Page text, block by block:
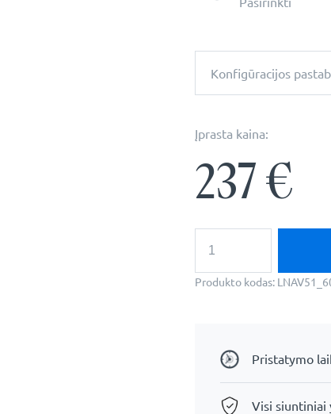
Konfigūracijos
Įprasta kaina:
237€
kiekis:
veidrodis
Orlean
Produkto kodas:
Pristatymo
Visi siuntiniai